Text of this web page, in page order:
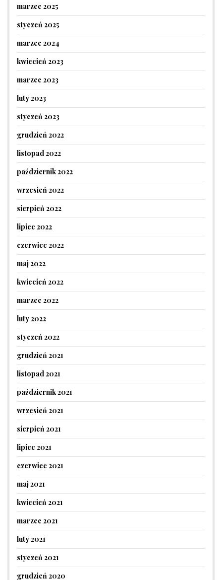
marzec 2025
styczeń 2025
marzec 2024
kwiecień 2023
marzec 2023
luty 2023
styczeń 2023
grudzień 2022
listopad 2022
październik 2022
wrzesień 2022
sierpień 2022
lipiec 2022
czerwiec 2022
maj 2022
kwiecień 2022
marzec 2022
luty 2022
styczeń 2022
grudzień 2021
listopad 2021
październik 2021
wrzesień 2021
sierpień 2021
lipiec 2021
czerwiec 2021
maj 2021
kwiecień 2021
marzec 2021
luty 2021
styczeń 2021
grudzień 2020